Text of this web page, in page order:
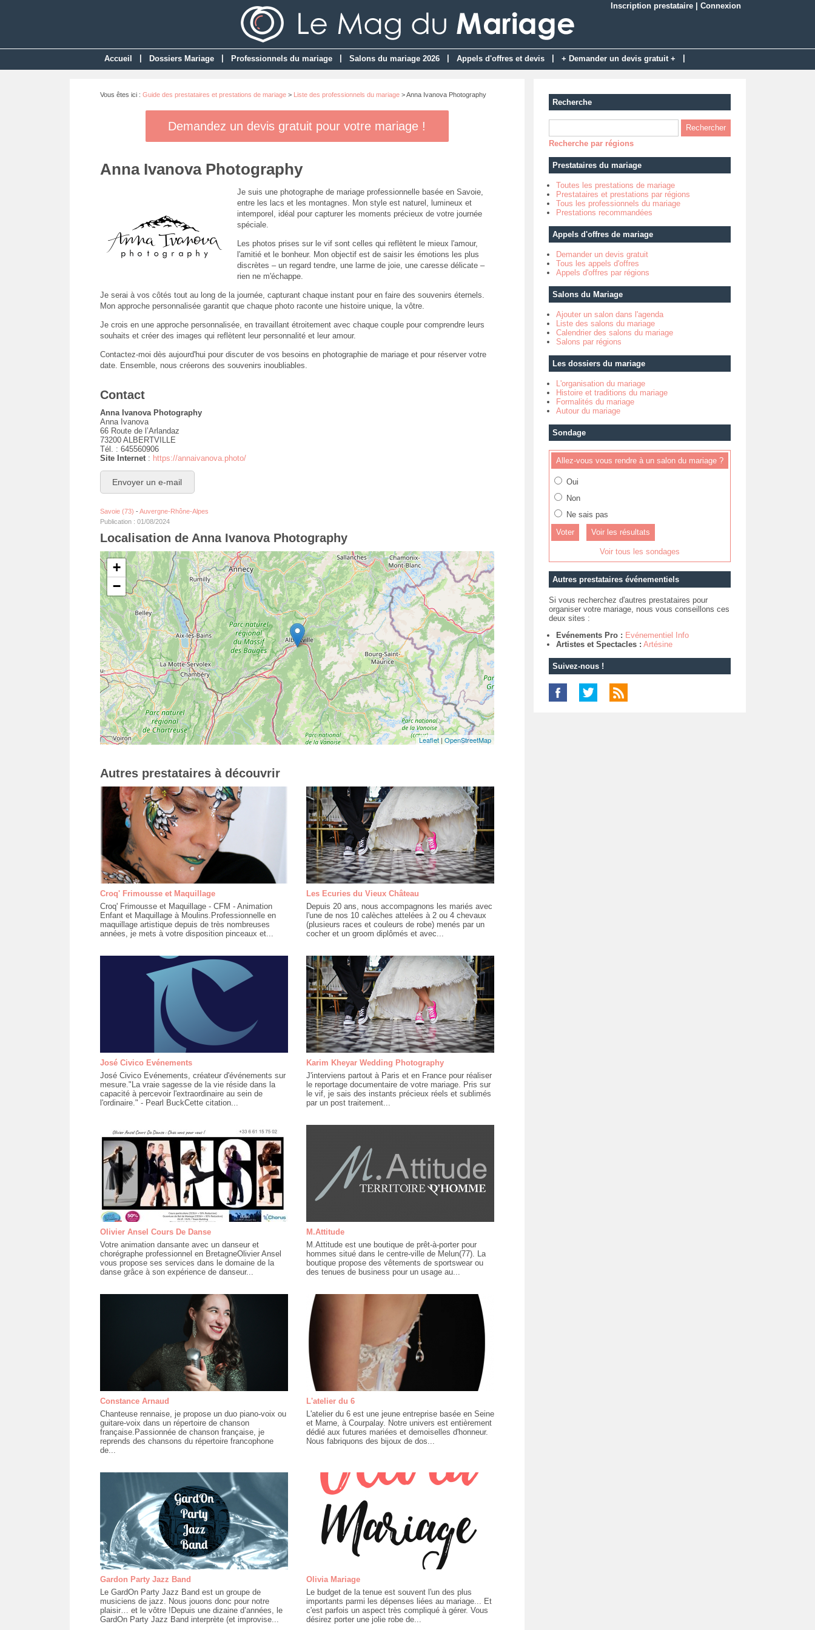
Inscription prestataire Connexion
Accueil Dossiers Mariage Professionnels du mariage Salons du mariage 2026 Appels d'offres et devis + Demander un devis gratuit +
Vous êtes ici : Guide des prestataires et prestations de mariage> Liste des professionnels du mariage> Anna Ivanova Photography
Demandez un devis gratuit pour votre mariage !
Anna Ivanova Photography
Je suis une photographe de mariage professionnelle basée en Savoie,
entre les lacs et les montagnes. Mon style est naturel, lumineux et
intemporel, idéal pour capturer les moments précieux de votre journée
spéciale.
Les photos prises sur le vif sont celles qui reflètent le mieux l'amour,
l'amitié et le bonheur. Mon objectif est de saisir les émotions les plus
discrètes – un regard tendre, une larme de joie, une caresse délicate –
rien ne m'échappe.
Je serai à vos côtés tout au long de la journée, capturant chaque instant pour en faire des souvenirs éternels.
Mon approche personnalisée garantit que chaque photo raconte une histoire unique, la vôtre.
Je crois en une approche personnalisée, en travaillant étroitement avec chaque couple pour comprendre leurs
souhaits et créer des images qui reflètent leur personnalité et leur amour.
Contactez-moi dès aujourd'hui pour discuter de vos besoins en photographie de mariage et pour réserver votre
date. Ensemble, nous créerons des souvenirs inoubliables.
Contact
Anna Ivanova Photography
Anna Ivanova
66 Route de l’Arlandaz
73200 ALBERTVILLE
Tél. : 645560906
Site Internet: https://annaivanova.photo/
Envoyer un e-mail
Savoie (73) -Auvergne-Rhône-Alpes
Publication : 01/08/2024
Localisation de Anna Ivanova Photography
+
−
Leaflet| OpenStreetMap
Autres prestataires à découvrir
Croq' Frimousse et Maquillage
Croq' Frimousse et Maquillage - CFM - Animation
Enfant et Maquillage à Moulins.Professionnelle en
maquillage artistique depuis de très nombreuses
années, je mets à votre disposition pinceaux et...
Les Ecuries du Vieux Château
Depuis 20 ans, nous accompagnons les mariés avec
l'une de nos 10 calèches attelées à 2 ou 4 chevaux
(plusieurs races et couleurs de robe) menés par un
cocher et un groom diplômés et avec...
José Civico Evénements
José Civico Evénements, créateur d'événements sur
mesure."La vraie sagesse de la vie réside dans la
capacité à percevoir l'extraordinaire au sein de
l'ordinaire." - Pearl BuckCette citation...
Karim Kheyar Wedding Photography
J'interviens partout à Paris et en France pour réaliser
le reportage documentaire de votre mariage. Pris sur
le vif, je sais des instants précieux réels et sublimés
par un post traitement...
Olivier Ansel Cours De Danse
Votre animation dansante avec un danseur et
chorégraphe professionnel en BretagneOlivier Ansel
vous propose ses services dans le domaine de la
danse grâce à son expérience de danseur...
M.Attitude
M.Attitude est une boutique de prêt-à-porter pour
hommes situé dans le centre-ville de Melun(77). La
boutique propose des vêtements de sportswear ou
des tenues de business pour un usage au...
Constance Arnaud
Chanteuse rennaise, je propose un duo piano-voix ou
guitare-voix dans un répertoire de chanson
française.Passionnée de chanson française, je
reprends des chansons du répertoire francophone
de...
L'atelier du 6
L'atelier du 6 est une jeune entreprise basée en Seine
et Marne, à Courpalay. Notre univers est entièrement
dédié aux futures mariées et demoiselles d'honneur.
Nous fabriquons des bijoux de dos...
Gardon Party Jazz Band
Le GardOn Party Jazz Band est un groupe de
musiciens de jazz. Nous jouons donc pour notre
plaisir… et le vôtre !Depuis une dizaine d’années, le
GardOn Party Jazz Band interprète (et improvise...
Olivia Mariage
Le budget de la tenue est souvent l'un des plus
importants parmi les dépenses liées au mariage... Et
c'est parfois un aspect très compliqué à gérer. Vous
désirez porter une jolie robe de...
Recherche
Recherche par régions
Prestataires du mariage
Toutes les prestations de mariage
Prestataires et prestations par régions
Tous les professionnels du mariage
Prestations recommandées
Appels d'offres de mariage
Demander un devis gratuit
Tous les appels d'offres
Appels d'offres par régions
Salons du Mariage
Ajouter un salon dans l'agenda
Liste des salons du mariage
Calendrier des salons du mariage
Salons par régions
Les dossiers du mariage
L'organisation du mariage
Histoire et traditions du mariage
Formalités du mariage
Autour du mariage
Sondage
Allez-vous vous rendre à un salon du mariage ?
Oui
Non
Ne sais pas
Voir les résultats
Voir tous les sondages
Autres prestataires événementiels
Si vous recherchez d'autres prestataires pour
organiser votre mariage, nous vous conseillons ces
deux sites :
Evénements Pro : Evénementiel Info
Artistes et Spectacles : Artésine
Suivez-nous !